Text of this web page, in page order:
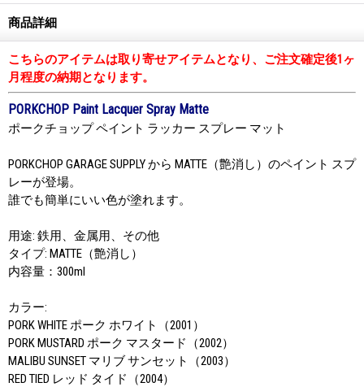
商品詳細
こちらのアイテムは取り寄せアイテムとなり、ご注文確定後1ヶ
月程度の納期となります。
PORKCHOP Paint Lacquer Spray Matte
ポークチョップ ペイント ラッカー スプレー マット
PORKCHOP GARAGE SUPPLY から MATTE（艶消し）のペイント スプ
レーが登場。
誰でも簡単にいい色が塗れます。
用途: 鉄用、金属用、その他
タイプ: MATTE（艶消し）
内容量：300ml
カラー:
PORK WHITE ポーク ホワイト（2001）
PORK MUSTARD ポーク マスタード（2002）
MALIBU SUNSET マリブ サンセット（2003）
RED TIED レッド タイド（2004）